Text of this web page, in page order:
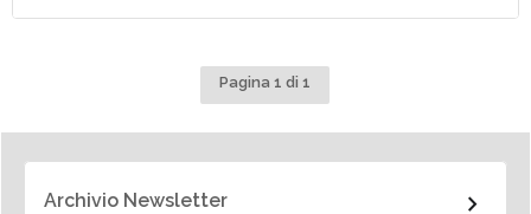
Pagina 1 di 1
Archivio Newsletter